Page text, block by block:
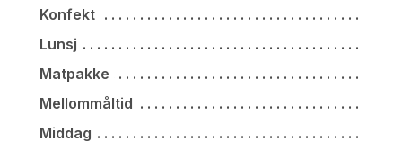
Konfekt
Lunsj
Matpakke
Mellommåltid
Middag